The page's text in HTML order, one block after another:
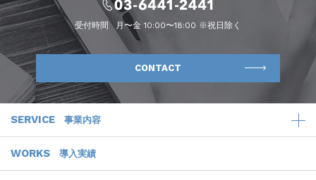
受付時間 月〜金 10:00〜18:00 ※祝日除く
CONTACT
SERVICE 事業内容
WORKS 導入実績